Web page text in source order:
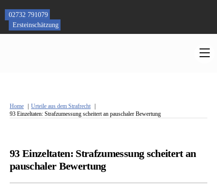
content
02732 791079
Ersteinschätzung
Home
Urteile aus dem Strafrecht
93 Einzeltaten: Strafzumessung scheitert an pauschaler Bewertung
93 Einzeltaten: Strafzumessung scheitert an
pauschaler Bewertung